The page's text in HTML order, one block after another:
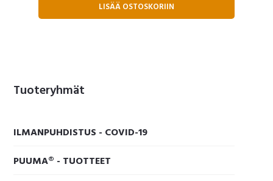
LISÄÄ OSTOSKORIIN
Ensisijainen
Tuoteryhmät
ILMANPUHDISTUS - COVID-19
PUUMA® - TUOTTEET